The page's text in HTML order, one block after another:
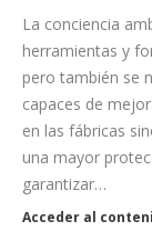
La conciencia
herramientas y
pero también se
capaces de
en las fábricas
una mayor
garantizar…
Acceder al